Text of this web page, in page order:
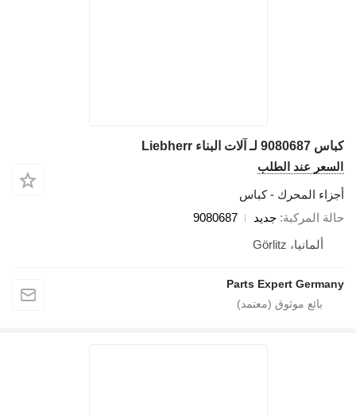
كباس 9080687 لـ آلات البناء Liebherr
السعر عند الطلب
أجزاء المحرك - كباس
حالة المركبة جديد
9080687
ألمانيا، Görlitz
Parts Expert Germany